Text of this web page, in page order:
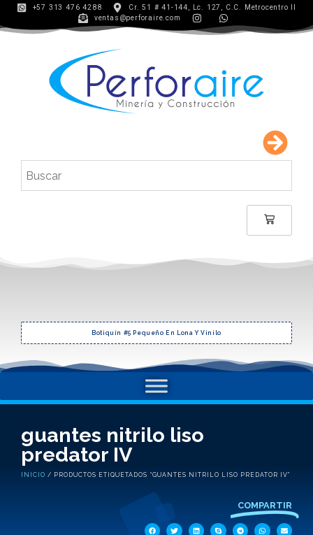
+57 313 476 4288
Cr. 51 # 41-144, Lc. 127, C.C. Metrocentro II
ventas@perforaire.com
Botiquín #5 Pequeño En Lona Y Vinilo
guantes nitrilo liso
predator IV
INICIO / PRODUCTOS ETIQUETADOS “GUANTES NITRILO LISO PREDATOR IV”
COMPARTIR